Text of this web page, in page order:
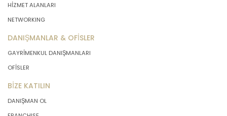
HİZMET ALANLARI
NETWORKING
DANIŞMANLAR & OFİSLER
GAYRİMENKUL DANIŞMANLARI
OFİSLER
BİZE KATILIN
DANIŞMAN OL